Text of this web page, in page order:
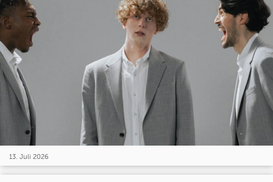
13. Juli 2026